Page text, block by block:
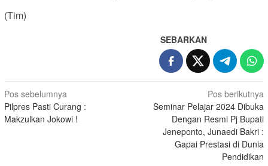
(Tim)
SEBARKAN
Navigasi
pos
Pos sebelumnya
Pilpres Pasti Curang :
Makzulkan Jokowi !
Pos berikutnya
Seminar Pelajar 2024 Dibuka
Dengan Resmi Pj Bupati
Jeneponto, Junaedi Bakri :
Gapai Prestasi di Dunia
Pendidikan